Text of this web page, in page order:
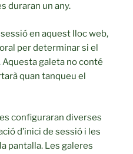
duraran un any.
en aquest lloc web,
per determinar si el
galeta no conté
quan tanqueu el
configuraran diverses
d’inici de sessió i les
pantalla. Les galeres